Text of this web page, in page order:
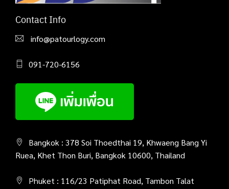
Contact Info
info@patourlogy.com
091-720-6156
Bangkok : 378 Soi Thoedthai 19, Khwaeng Bang Yi
Ruea, Khet Thon Buri, Bangkok 10600, Thailand
Phuket : 116/23 Patiphat Road, Tambon Talat